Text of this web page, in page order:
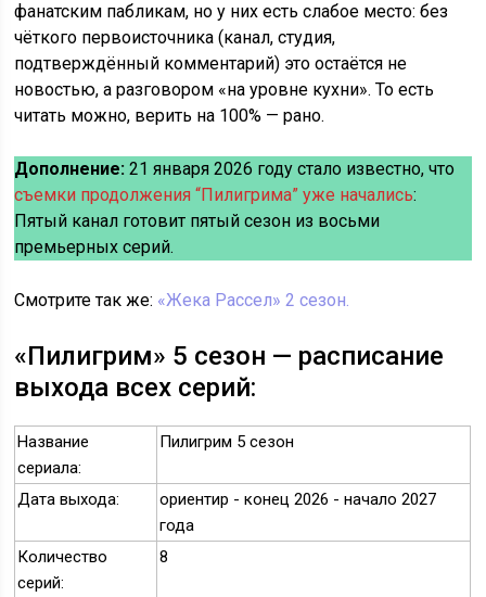
фанатским пабликам, но у них есть слабое место: без
чёткого первоисточника (канал, студия,
подтверждённый комментарий) это остаётся не
новостью, а разговором «на уровне кухни». То есть
читать можно, верить на 100% — рано.
Дополнение: 21 января 2026 году стало известно, что
съемки продолжения “Пилигрима” уже начались:
Пятый канал готовит пятый сезон из восьми
премьерных серий.
Смотрите так же: «Жека Рассел» 2 сезон.
«Пилигрим» 5 сезон — расписание
выхода всех серий:
Название
сериала:
Пилигрим 5 сезон
Дата выхода:
ориентир - конец 2026 - начало 2027
года
Количество
серий:
8